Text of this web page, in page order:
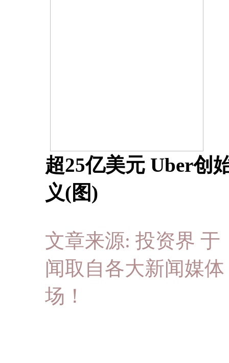
超25亿美元 Uber创
义(图)
文章来源: 投资界
闻取自各大新闻媒
场！